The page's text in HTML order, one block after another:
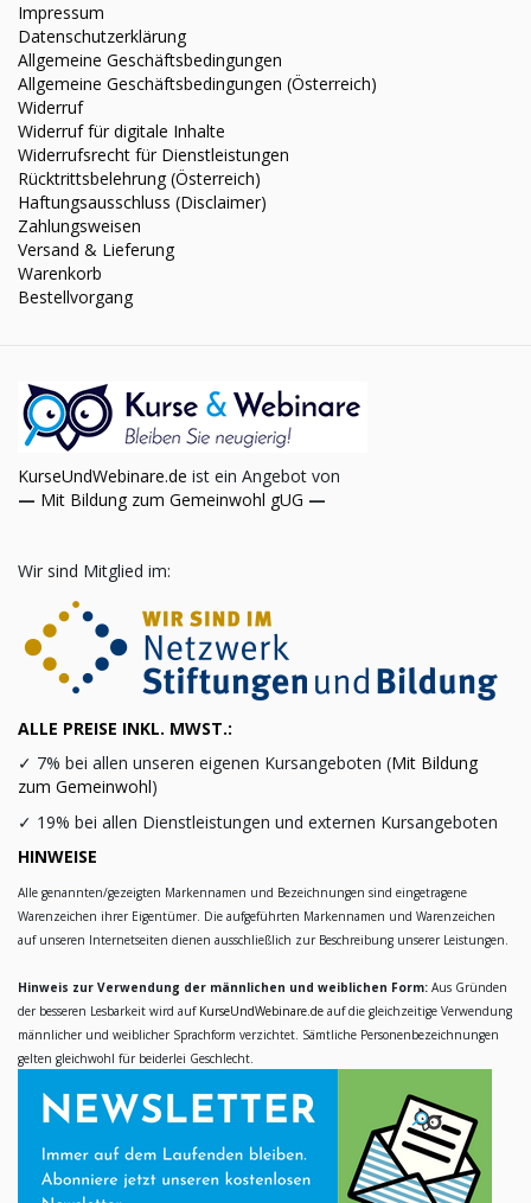
Impressum
Datenschutzerklärung
Allgemeine Geschäftsbedingungen
Allgemeine Geschäftsbedingungen (Österreich)
Widerruf
Widerruf für digitale Inhalte
Widerrufsrecht für Dienstleistungen
Rücktrittsbelehrung (Österreich)
Haftungsausschluss (Disclaimer)
Zahlungsweisen
Versand & Lieferung
Warenkorb
Bestellvorgang
KurseUndWebinare.de ist ein Angebot von
— Mit Bildung zum Gemeinwohl gUG —
Wir sind Mitglied im:
ALLE PREISE INKL. MWST.:
✓ 7% bei allen unseren eigenen Kursangeboten (Mit Bildung
zum Gemeinwohl)
✓ 19% bei allen Dienstleistungen und externen Kursangeboten
HINWEISE
Alle genannten/gezeigten Markennamen und Bezeichnungen sind eingetragene
Warenzeichen ihrer Eigentümer. Die aufgeführten Markennamen und Warenzeichen
auf unseren Internetseiten dienen ausschließlich zur Beschreibung unserer Leistungen.
Hinweis zur Verwendung der männlichen und weiblichen Form: Aus Gründen
der besseren Lesbarkeit wird auf KurseUndWebinare.de auf die gleichzeitige Verwendung
männlicher und weiblicher Sprachform verzichtet. Sämtliche Personenbezeichnungen
gelten gleichwohl für beiderlei Geschlecht.